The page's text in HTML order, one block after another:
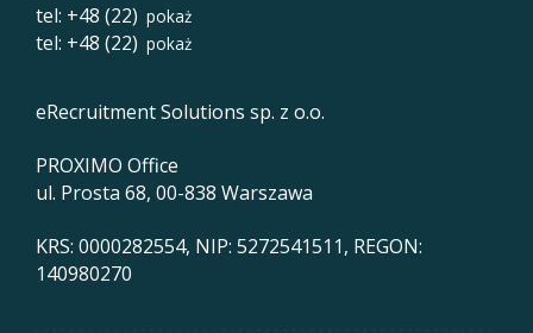
tel: +48 (22) pokaż
tel: +48 (22) pokaż
eRecruitment Solutions sp. z o.o.
PROXIMO Office
ul. Prosta 68, 00-838 Warszawa
KRS: 0000282554, NIP: 5272541511, REGON:
140980270